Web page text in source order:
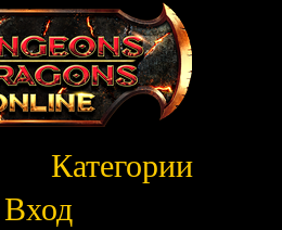
Категории
Вход